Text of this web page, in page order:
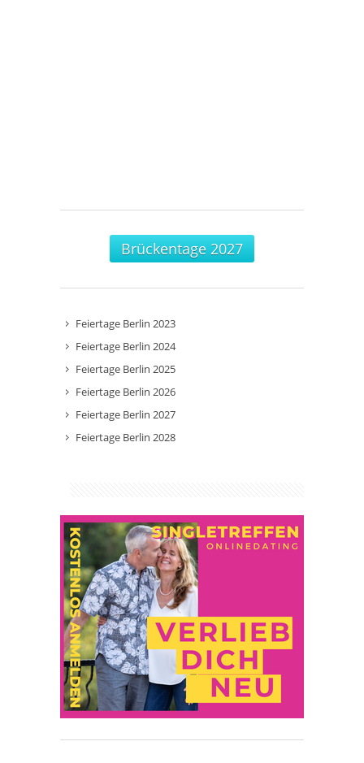
Brückentage 2027
Feiertage Berlin 2023
Feiertage Berlin 2024
Feiertage Berlin 2025
Feiertage Berlin 2026
Feiertage Berlin 2027
Feiertage Berlin 2028